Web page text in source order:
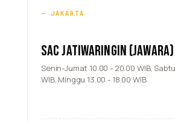
JAKARTA
SAC JATIWARINGIN (JAWARA)
Senin-Jumat 10.00 - 20.00 WIB,
WIB, Minggu 13.00 - 18.00 WIB